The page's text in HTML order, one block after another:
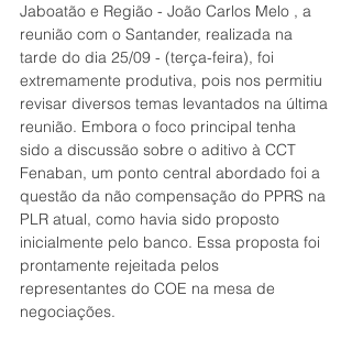
Jaboatão e Região - João Carlos Melo , a
reunião com o Santander, realizada na
tarde do dia 25/09 - (terça-feira), foi
extremamente produtiva, pois nos permitiu
revisar diversos temas levantados na última
reunião. Embora o foco principal tenha
sido a discussão sobre o aditivo à CCT
Fenaban, um ponto central abordado foi a
questão da não compensação do PPRS na
PLR atual, como havia sido proposto
inicialmente pelo banco. Essa proposta foi
prontamente rejeitada pelos
representantes do COE na mesa de
negociações.